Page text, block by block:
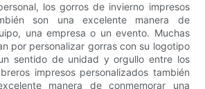
los gorros de invierno impresos
son una excelente manera de
una empresa o un evento. Muchas
por personalizar gorras con su logotipo
sentido de unidad y orgullo entre los
impresos personalizados también
manera de conmemorar una